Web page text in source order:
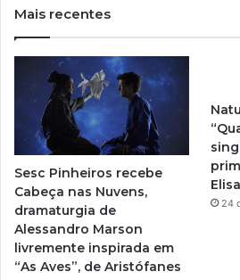
e
g
r
a
Mais recentes
Sesc Pinheiros recebe
Cabeça nas Nuvens,
dramaturgia de
Alessandro Marson
livremente inspirada em
“As Aves”, de Aristófanes
24